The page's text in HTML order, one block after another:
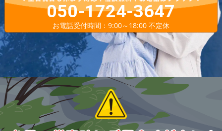
050-1724-3647
お電話受付時間：9:00～18:00 不定休